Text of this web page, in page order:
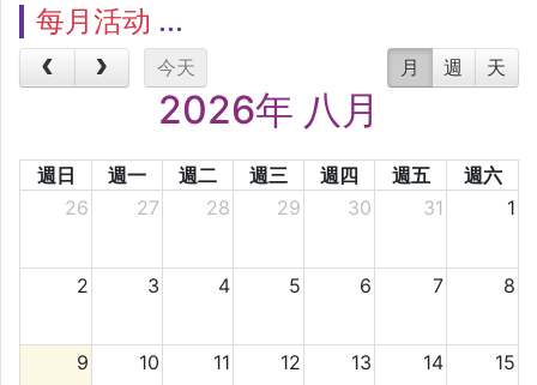
每月活动
今天 月 週 天
2026年 八月
週日 週一 週二 週三 週四 週五
週六
26
27 28 29 30 31 1
2 3 4 5 6 7 8
9 10 11 12 13 14 15